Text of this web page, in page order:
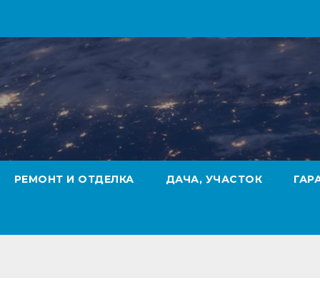
РЕМОНТ И ОТДЕЛКА ДАЧА, УЧАСТОК